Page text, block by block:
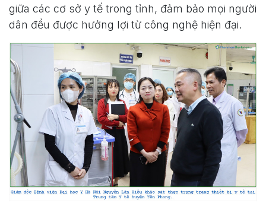
giữa các cơ sở y tế trong tỉnh, đảm bảo mọi người
dân đều được hưởng lợi từ công nghệ hiện đại.